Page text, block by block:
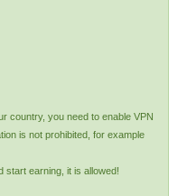
country, you need to enable VPN
is not prohibited, for example
start earning, it is allowed!